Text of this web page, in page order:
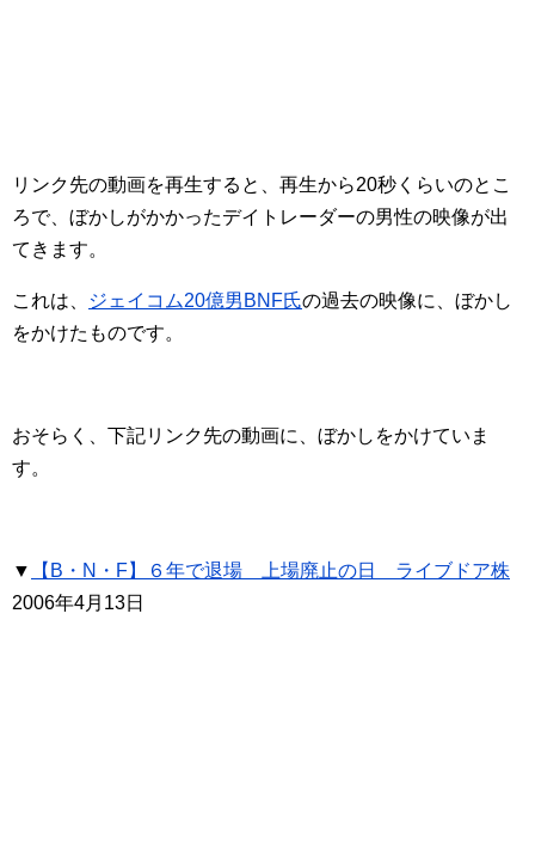
リンク先の動画を再生すると、再生から20秒くらいのとこ
ろで、ぼかしがかかったデイトレーダーの男性の映像が出
てきます。
これは、 ジェイコム20億男BNF氏の過去の映像に、ぼかし
をかけたものです。
おそらく、下記リンク先の動画に、ぼかしをかけていま
す。
▼
【B・N・F】６年で退場 上場廃止の日 ライブドア株
2006年4月13日